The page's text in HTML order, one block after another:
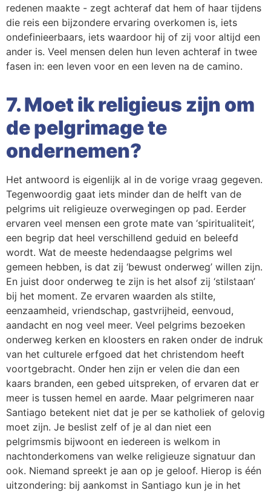
redenen maakte - zegt achteraf dat hem of haar tijdens
die reis een bijzondere ervaring overkomen is, iets
ondefinieerbaars, iets waardoor hij of zij voor altijd een
ander is. Veel mensen delen hun leven achteraf in twee
fasen in: een leven voor en een leven na de camino.
7. Moet ik religieus zijn om
de pelgrimage te
ondernemen?
Het antwoord is eigenlijk al in de vorige vraag gegeven.
Tegenwoordig gaat iets minder dan de helft van de
pelgrims uit religieuze overwegingen op pad. Eerder
ervaren veel mensen een grote mate van ‘spiritualiteit’,
een begrip dat heel verschillend geduid en beleefd
wordt. Wat de meeste hedendaagse pelgrims wel
gemeen hebben, is dat zij ‘bewust onderweg’ willen zijn.
En juist door onderweg te zijn is het alsof zij ‘stilstaan’
bij het moment. Ze ervaren waarden als stilte,
eenzaamheid, vriendschap, gastvrijheid, eenvoud,
aandacht en nog veel meer. Veel pelgrims bezoeken
onderweg kerken en kloosters en raken onder de indruk
van het culturele erfgoed dat het christendom heeft
voortgebracht. Onder hen zijn er velen die dan een
kaars branden, een gebed uitspreken, of ervaren dat er
meer is tussen hemel en aarde. Maar pelgrimeren naar
Santiago betekent niet dat je per se katholiek of gelovig
moet zijn. Je beslist zelf of je al dan niet een
pelgrimsmis bijwoont en iedereen is welkom in
nachtonderkomens van welke religieuze signatuur dan
ook. Niemand spreekt je aan op je geloof. Hierop is één
uitzondering: bij aankomst in Santiago kun je in het